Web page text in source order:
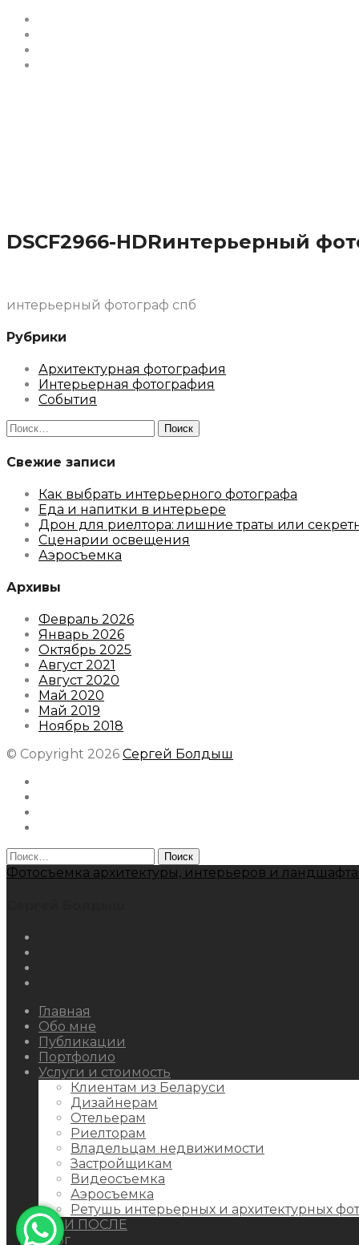
DSCF2966-HDRинтерьерный
интерьерный фотограф спб
Рубрики
Архитектурная фотография
Интерьерная фотография
События
Найти:
Свежие записи
Как выбрать интерьерного фотографа
Еда и напитки в интерьере
Дрон для риелтора: лишние траты или
Сценарии освещения
Аэросъемка
Архивы
Февраль 2026
Январь 2026
Октябрь 2025
Август 2021
Август 2020
Май 2020
Май 2019
Ноябрь 2018
© Copyright 2026 Сергей Болдыш
Найти:
Фотосъемка архитектуры, интерьеров и
Главная
Обо мне
Публикации
Портфолио
Услуги и стоимость
Клиентам из Беларуси
Дизайнерам
Отельерам
Риелторам
Владельцам недвижимости
Застройщикам
Видеосъемка
Аэросъемка
Ретушь интерьерных и архитектурных
ДО И ПОСЛЕ
Блог